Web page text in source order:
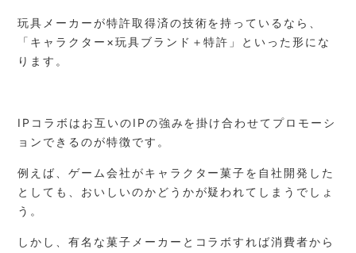
玩具メーカーが特許取得済の技術を持っているなら、
「キャラクター×玩具ブランド＋特許」といった形にな
ります。
IPコラボはお互いのIPの強みを掛け合わせてプロモーシ
ョンできるのが特徴です。
例えば、ゲーム会社がキャラクター菓子を自社開発した
としても、おいしいのかどうかが疑われてしまうでしょ
う。
しかし、有名な菓子メーカーとコラボすれば消費者から